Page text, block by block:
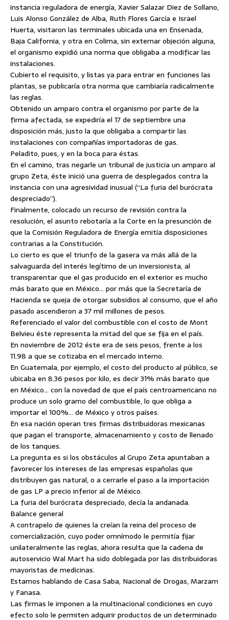
instancia reguladora de energía, Xavier Salazar Diez de Sollano,
Luis Alonso González de Alba, Ruth Flores García e Israel
Huerta, visitaron las terminales ubicada una en Ensenada,
Baja California, y otra en Colima, sin externar objeción alguna,
el organismo expidió una norma que obligaba a modificar las
instalaciones.
Cubierto el requisito, y listas ya para entrar en funciones las
plantas, se publicaría otra norma que cambiaría radicalmente
las reglas.
Obtenido un amparo contra el organismo por parte de la
firma afectada, se expediría el 17 de septiembre una
disposición más, justo la que obligaba a compartir las
instalaciones con compañías importadoras de gas.
Peladito, pues, y en la boca para éstas.
En el camino, tras negarle un tribunal de justicia un amparo al
grupo Zeta, éste inició una guerra de desplegados contra la
instancia con una agresividad inusual (“La furia del burócrata
despreciado”).
Finalmente, colocado un recurso de revisión contra la
resolución, el asunto rebotaría a la Corte en la presunción de
que la Comisión Reguladora de Energía emitía disposiciones
contrarias a la Constitución.
Lo cierto es que el triunfo de la gasera va más allá de la
salvaguarda del interés legítimo de un inversionista, al
transparentar que el gas producido en el exterior es mucho
más barato que en México… por más que la Secretaría de
Hacienda se queja de otorgar subsidios al consumo, que el año
pasado ascendieron a 37 mil millones de pesos.
Referenciado el valor del combustible con el costo de Mont
Belvieu éste representa la mitad del que se fija en el país.
En noviembre de 2012 éste era de seis pesos, frente a los
11.98 a que se cotizaba en el mercado interno.
En Guatemala, por ejemplo, el costo del producto al público, se
ubicaba en 8.36 pesos por kilo, es decir 31% más barato que
en México… con la novedad de que el país centroamericano no
produce un solo gramo del combustible, lo que obliga a
importar el 100%… de México y otros países.
En esa nación operan tres firmas distribuidoras mexicanas
que pagan el transporte, almacenamiento y costo de llenado
de los tanques.
La pregunta es si los obstáculos al Grupo Zeta apuntaban a
favorecer los intereses de las empresas españolas que
distribuyen gas natural, o a cerrarle el paso a la importación
de gas LP a precio inferior al de México.
La furia del burócrata despreciado, decía la andanada.
Balance general
A contrapelo de quienes la creían la reina del proceso de
comercialización, cuyo poder omnímodo le permitía fijar
unilateralmente las reglas, ahora resulta que la cadena de
autoservicio Wal Mart ha sido doblegada por las distribuidoras
mayoristas de medicinas.
Estamos hablando de Casa Saba, Nacional de Drogas, Marzam
y Fanasa.
Las firmas le imponen a la multinacional condiciones en cuyo
efecto solo le permiten adquirir productos de un determinado